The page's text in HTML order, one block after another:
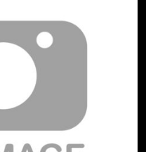
麼選 總是能產生
靠近BOSS，不是我不
反而靠近BOSS也是好
場就剛好過關。 1階段
，影片我剛好這場在
雖然完美迴避或是完
但這遊戲的主要傷害都